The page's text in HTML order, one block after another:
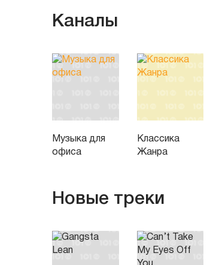
Каналы
Музыка для
офиса
Классика
Жанра
Новые треки